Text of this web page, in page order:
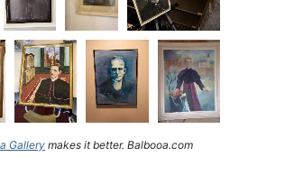
Gallery makes it better. Balbooa.com